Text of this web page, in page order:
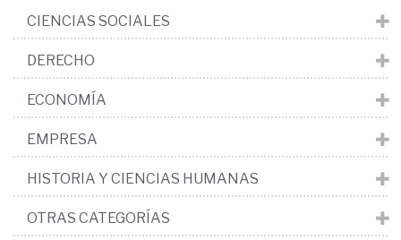
CIENCIAS SOCIALES
DERECHO
ECONOMÍA
EMPRESA
HISTORIA Y CIENCIAS HUMANAS
OTRAS CATEGORÍAS